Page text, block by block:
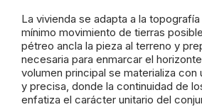
La vivienda se adapta a la
mínimo movimiento de tierras
pétreo ancla la pieza al terreno y
necesaria para enmarcar el
volumen principal se materializa con
y precisa, donde la continuidad de
enfatiza el carácter unitario del